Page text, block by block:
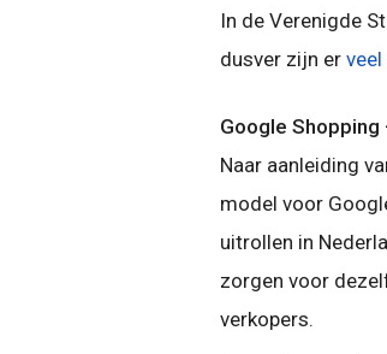
In de Verenigde
dusver zijn er
Google
Naar aanleiding
model voor
uitrollen in
zorgen voor
verkopers.